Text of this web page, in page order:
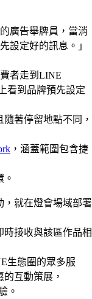
廣告舉牌員，當消
設定好的訊息。」
者走到LINE
看到品牌預先設定
著停留地點不同，
，涵蓋範圍包含捷
，就在燈會場域部署
接收與該區作品相
生態圈的眾多服
互動策展，
。